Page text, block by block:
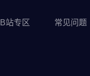
B站专区 常见问题